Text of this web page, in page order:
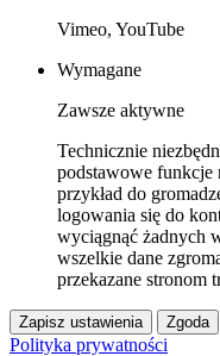
Vimeo, YouTube
Wymagane
Zawsze aktywne
Technicznie
podstawowe funkcje
przykład do
logowania się do
wyciągnąć żadnych
wszelkie dane
przekazane stronom
Zapisz ustawienia Zgoda
Polityka prywatności